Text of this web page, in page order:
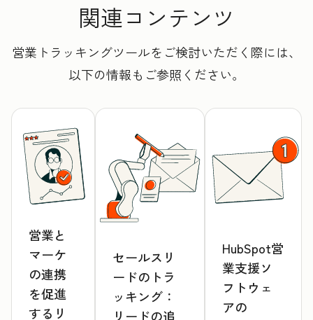
関連コンテンツ
営業トラッキングツールをご検討いただく際には、
以下の情報もご参照ください。
営業と
マーケ
の連携
を促進
するリ
セールスリ
ードのトラ
ッキング：
リードの追
HubSpot営
業支援ソ
フトウェ
アの